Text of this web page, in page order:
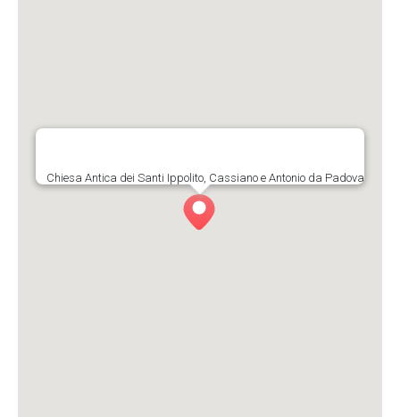
Chiesa Antica dei Santi Ippolito, Cassiano e Antonio da Padova